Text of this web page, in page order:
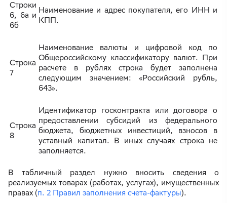
Строки
6, 6а и
6б
Наименование и адрес покупателя, его ИНН и
КПП.
Строка
7
Наименование валюты и цифровой код по
Общероссийскому классификатору валют. При
расчете в рублях строка будет заполнена
следующим значением: «Российский рубль,
643».
Строка
8
Идентификатор госконтракта или договора о
предоставлении субсидий из федерального
бюджета, бюджетных инвестиций, взносов в
уставный капитал. В иных случаях строка не
заполняется.
В табличный раздел нужно вносить сведения о
реализуемых товарах (работах, услугах), имущественных
правах (п. 2 Правил заполнения счета-фактуры).